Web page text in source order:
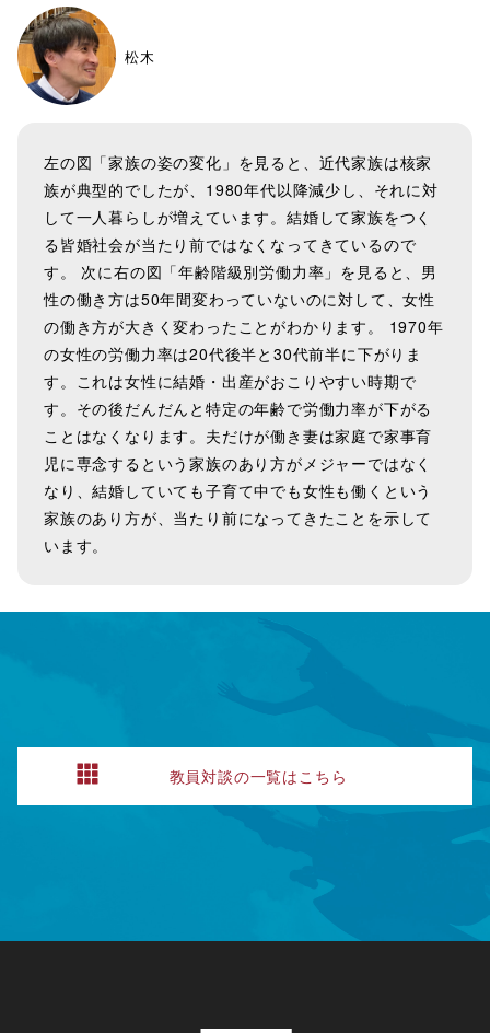
松木
左の図「家族の姿の変化」を見ると、近代家族は核家
族が典型的でしたが、1980年代以降減少し、それに対
して一人暮らしが増えています。結婚して家族をつく
る皆婚社会が当たり前ではなくなってきているので
す。 次に右の図「年齢階級別労働力率」を見ると、男
性の働き方は50年間変わっていないのに対して、女性
の働き方が大きく変わったことがわかります。 1970年
の女性の労働力率は20代後半と30代前半に下がりま
す。これは女性に結婚・出産がおこりやすい時期で
す。その後だんだんと特定の年齢で労働力率が下がる
ことはなくなります。夫だけが働き妻は家庭で家事育
児に専念するという家族のあり方がメジャーではなく
なり、結婚していても子育て中でも女性も働くという
家族のあり方が、当たり前になってきたことを示して
います。
教員対談の一覧はこちら